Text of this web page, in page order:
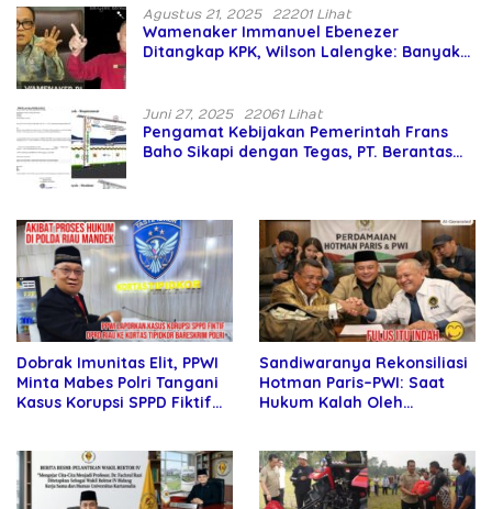
Agustus 21, 2025 22201 Lihat
Wamenaker Immanuel Ebenezer
Ditangkap KPK, Wilson Lalengke: Banyak
Juni 27, 2025 22061 Lihat
Pengamat Kebijakan Pemerintah Frans
Baho Sikapi dengan Tegas, PT. Berantas
Dobrak Imunitas Elit, PPWI
Minta Mabes Polri Tangani
Kasus Korupsi SPPD Fiktif
Sandiwaranya Rekonsiliasi
Hotman Paris–PWI: Saat
Hukum Kalah Oleh